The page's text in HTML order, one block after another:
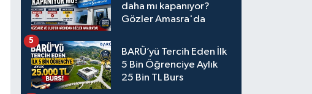
daha mı kapanıyor?
Gözler Amasra'da
BARÜ’yü Tercih Eden İlk
5 Bin Öğrenciye Aylık
25 Bin TL Burs
5